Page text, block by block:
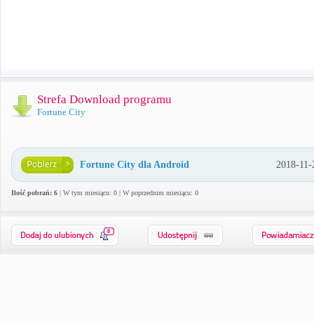
Strefa Download programu
Fortune City
Fortune City dla Android 2018-11-
Ilość pobrań: 6 | W tym miesiącu: 0 | W poprzednim miesiącu: 0
0